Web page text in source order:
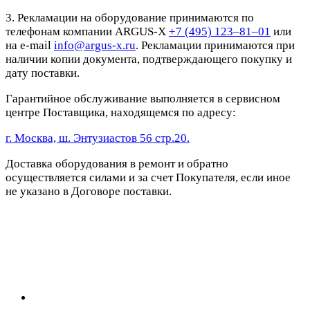
3. Рекламации на оборудование принимаются по
телефонам компании ARGUS-X +7 (495) 123–81–01 или
на e-mail info@argus-x.ru. Рекламации принимаются при
наличии копии документа, подтверждающего покупку и
дату поставки.
Гарантийное обслуживание выполняется в сервисном
центре Поставщика, находящемся по адресу:
г. Москва, ш. Энтузиастов 56 стр.20.
Доставка оборудования в ремонт и обратно
осуществляется силами и за счет Покупателя, если иное
не указано в Договоре поставки.